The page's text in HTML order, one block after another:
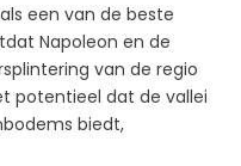
een van de beste
Napoleon en de
van de regio
potentieel dat de vallei
biedt,